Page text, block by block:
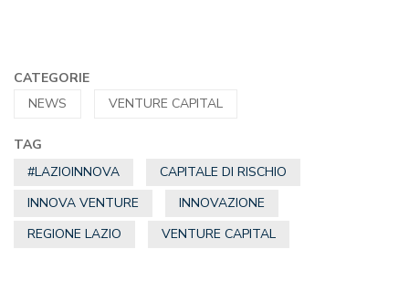
CATEGORIE
NEWS
VENTURE CAPITAL
TAG
#LAZIOINNOVA
CAPITALE DI RISCHIO
INNOVA VENTURE
INNOVAZIONE
REGIONE LAZIO
VENTURE CAPITAL